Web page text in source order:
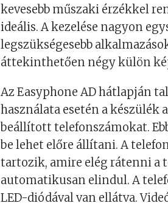
kevesebb műszaki érzékkel
ideális. A kezelése nagyon
legszükségesebb
áttekinthetően négy külön
Az Easyphone AD hátlapján
használata esetén a
beállított telefonszámokat.
be lehet előre állítani. A
tartozik, amire elég rátenni a
automatikusan elindul. A
LED-diódával van ellátva.